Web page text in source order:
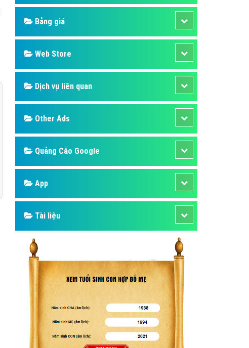
Định nghĩa
Nghĩa là gì
Phần mềm ứng dụng hay
Bảng giá
Web Store
Dịch vụ liên quan
Other Ads
Quảng Cáo Google
App
Tài liệu